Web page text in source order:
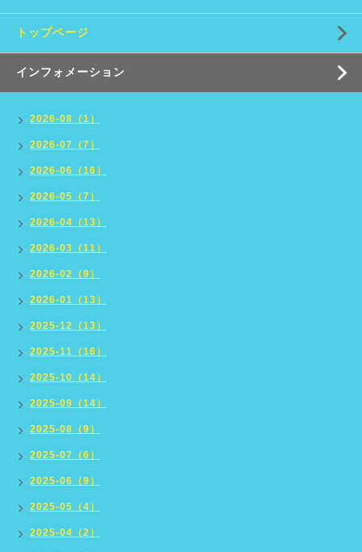
トップページ
インフォメーション
2026-08（1）
2026-07（7）
2026-06（16）
2026-05（7）
2026-04（13）
2026-03（11）
2026-02（9）
2026-01（13）
2025-12（13）
2025-11（16）
2025-10（14）
2025-09（14）
2025-08（9）
2025-07（6）
2025-06（9）
2025-05（4）
2025-04（2）